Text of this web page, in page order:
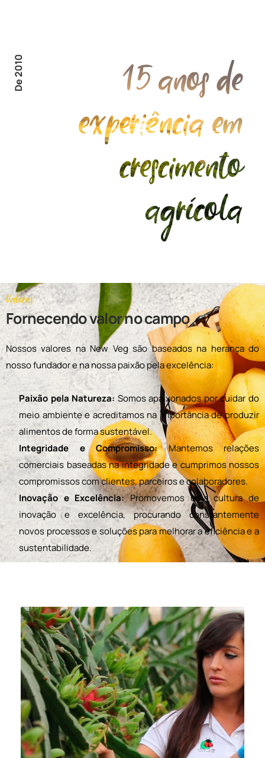
De 2010
15 anos de
experiência em
crescimento
agrícola
Valores
Fornecendo valor no campo
Nossos valores na New Veg são baseados na herança do
nosso fundador e na nossa paixão pela excelência:
Paixão pela Natureza: Somos apaixonados por cuidar do
meio ambiente e acreditamos na importância de produzir
alimentos de forma sustentável.
Integridade e Compromisso:Mantemos relações
comerciais baseadas na integridade e cumprimos nossos
compromissos com clientes, parceiros e colaboradores.
Inovação e Excelência:Promovemos uma cultura de
inovação e excelência, procurando constantemente
novos processos e soluções para melhorar a eficiência e a
sustentabilidade.